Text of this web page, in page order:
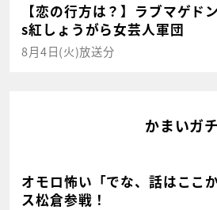
【恋の行方は？】ラブマゲド
s紅しょうがら女芸人軍団
8月4日(火)放送分
かまいガチ
オモロ怖い「でな、話はここ
ス松倉参戦！